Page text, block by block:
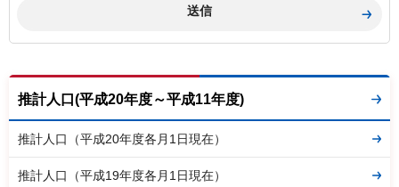
推計人口(平成20年度～平成11年度)
推計人口（平成20年度各月1日現在）
推計人口（平成19年度各月1日現在）